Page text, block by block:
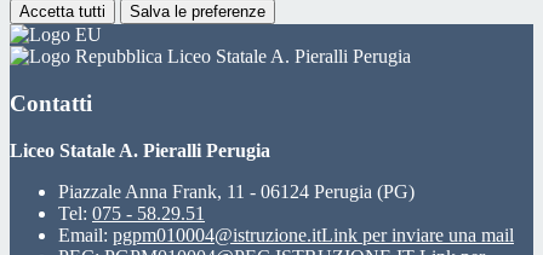
Accetta tutti Salva le preferenze
Liceo Statale A. Pieralli Perugia
Contatti
Liceo Statale A. Pieralli Perugia
Piazzale Anna Frank, 11 - 06124 Perugia (PG)
Tel: 075 - 58.29.51
Email: pgpm010004@istruzione.itLink per inviare una mail